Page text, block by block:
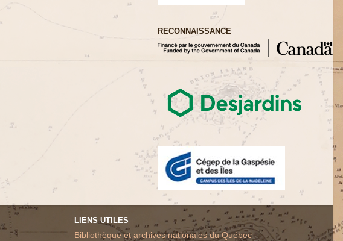
RECONNAISSANCE
LIENS UTILES
Bibliothèque et archives nationales du Québec